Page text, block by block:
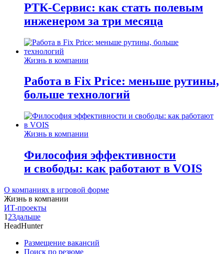
РТК-Сервис: как стать полевым
инженером за три месяца
Жизнь в компании
Работа в Fix Price: меньше рутины,
больше технологий
Жизнь в компании
Философия эффективности
и свободы: как работают в VOIS
О компаниях в игровой форме
Жизнь в компании
ИТ-проекты
1 23дальше
HeadHunter
Размещение вакансий
Поиск по резюме